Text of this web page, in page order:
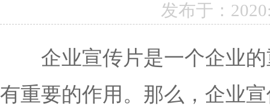
发布于：
企业宣传片是一个企业的
有重要的作用。那么，企业